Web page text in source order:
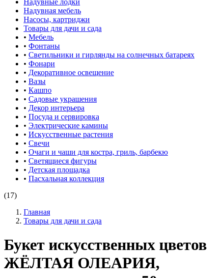
Надувные лодки
Надувная мебель
Насосы, картриджи
Товары для дачи и сада
• Мебель
• Фонтаны
• Светильники и гирлянды на солнечных батареях
• Фонари
• Декоративное освещение
• Вазы
• Кашпо
• Садовые украшения
• Декор интерьера
• Посуда и сервировка
• Электрические камины
• Искусственные растения
• Свечи
• Очаги и чаши для костра, гриль, барбекю
• Светящиеся фигуры
• Детская площадка
• Пасхальная коллекция
(17)
Главная
Товары для дачи и сада
Букет искусственных цветов
ЖЁЛТАЯ ОЛЕАРИЯ,